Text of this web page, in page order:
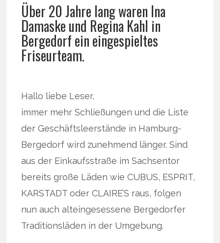
Über 20 Jahre lang waren Ina
Damaske und Regina Kahl in
Bergedorf ein eingespieltes
Friseurteam.
Hallo liebe Leser,
immer mehr Schließungen und die Liste
der Geschäftsleerstände in Hamburg-
Bergedorf wird zunehmend länger. Sind
aus der Einkaufsstraße im Sachsentor
bereits große Läden wie CUBUS, ESPRIT,
KARSTADT oder CLAIRE’S raus, folgen
nun auch alteingesessene Bergedorfer
Traditionsläden in der Umgebung.